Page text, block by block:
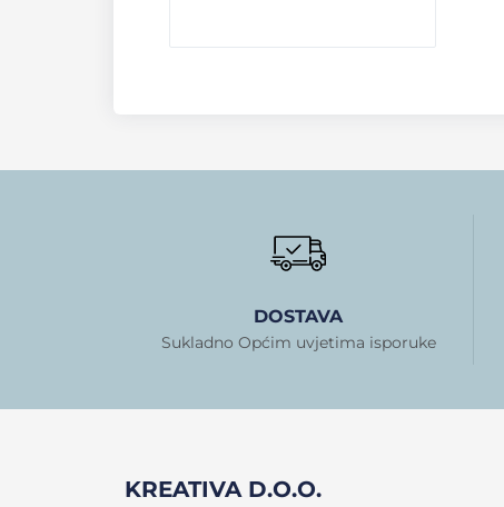
DOSTAVA
Sukladno Općim uvjetima isporuke
KREATIVA D.O.O.